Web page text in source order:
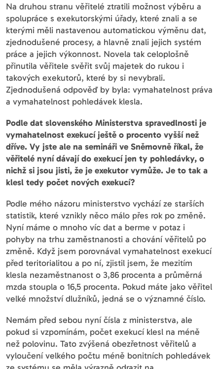
Na druhou stranu věřitelé ztratili možnost výběru a
spolupráce s exekutorskými úřady, které znali a se
kterými měli nastavenou automatickou výměnu dat,
zjednodušené procesy, a hlavně znali jejich systém
práce a jejich výkonnost. Novela tak celoplošně
přinutila věřitele svěřit svůj majetek do rukou i
takových exekutorů, které by si nevybrali.
Zjednodušená odpověď by byla: vymahatelnost práva
a vymahatelnost pohledávek klesla.
Podle dat slovenského Ministerstva spravedlnosti je
vymahatelnost exekucí ještě o procento vyšší než
dříve. Vy jste ale na semináři ve Sněmovně říkal, že
věřitelé nyní dávají do exekucí jen ty pohledávky, o
nichž si jsou jisti, že je exekutor vymůže. Je to tak a
klesl tedy počet nových exekucí?
Podle mého názoru ministerstvo vychází ze starších
statistik, které vznikly něco málo přes rok po změně.
Nyní máme o mnoho víc dat a berme v potaz i
pohyby na trhu zaměstnanosti a chování věřitelů po
změně. Když jsem porovnával vymahatelnost exekucí
před teritorialitou a po ní, zjistil jsem, že mezitím
klesla nezaměstnanost o 3,86 procenta a průměrná
mzda stoupla o 16,5 procenta. Pokud máte jako věřitel
velké množství dlužníků, jedná se o významné číslo.
Nemám před sebou nyní čísla z ministerstva, ale
pokud si vzpomínám, počet exekucí klesl na méně
než polovinu. Tato zvýšená obezřetnost věřitelů a
vyloučení velkého počtu méně bonitních pohledávek